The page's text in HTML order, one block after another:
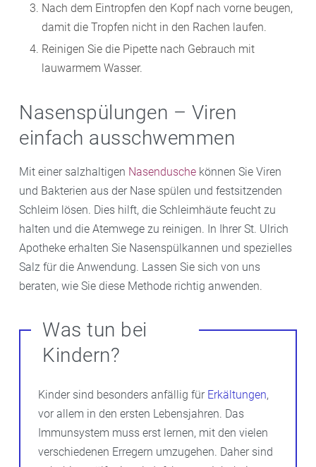
Nach dem Eintropfen den Kopf nach vorne beugen,
damit die Tropfen nicht in den Rachen laufen.
Reinigen Sie die Pipette nach Gebrauch mit
lauwarmem Wasser.
Nasenspülungen – Viren
einfach ausschwemmen
Mit einer salzhaltigen Nasendusche können Sie Viren
und Bakterien aus der Nase spülen und festsitzenden
Schleim lösen. Dies hilft, die Schleimhäute feucht zu
halten und die Atemwege zu reinigen. In Ihrer St. Ulrich
Apotheke erhalten Sie Nasenspülkannen und spezielles
Salz für die Anwendung. Lassen Sie sich von uns
beraten, wie Sie diese Methode richtig anwenden.
Was tun bei
Kindern?
Kinder sind besonders anfällig für Erkältungen,
vor allem in den ersten Lebensjahren. Das
Immunsystem muss erst lernen, mit den vielen
verschiedenen Erregern umzugehen. Daher sind